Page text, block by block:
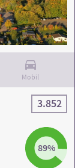
Mobil
89%
3.852